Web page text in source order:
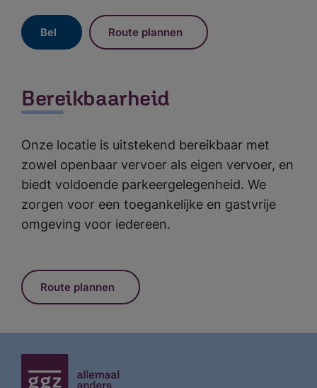
Meest gezocht:
Bel Route plannen
Bereikbaarheid
Onze locatie is uitstekend bereikbaar met
zowel openbaar vervoer als eigen vervoer, en
biedt voldoende parkeergelegenheid. We
zorgen voor een toegankelijke en gastvrije
omgeving voor iedereen.
Route plannen